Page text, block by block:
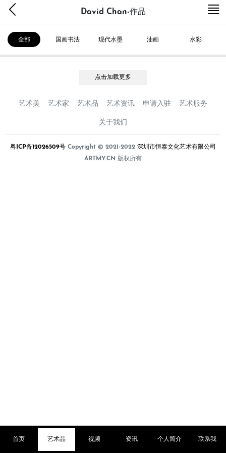
David Chan-作品
全部 国画书法 现代水墨 油画 水彩
点击加载更多
艺术美 艺术家 艺术品 艺术资讯 申请入驻 艺术服务
关于我们
粤ICP备12026509号 Copyright © 2021-2022 深圳市恒泰文化艺术有限公司
ARTMY.CN 版权所有
首页 艺术品 视频 资讯 个人简介 联系我